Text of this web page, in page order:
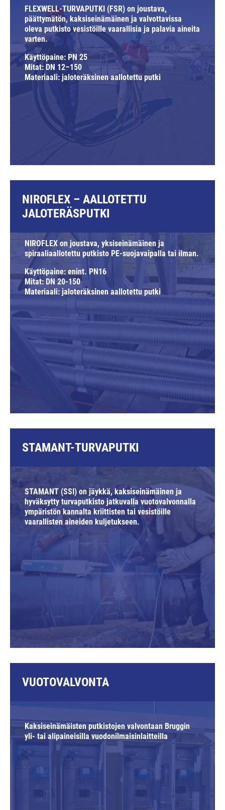
FLEXWELL-TURVAPUTKI (FSR) on joustava,
päättymätön, kaksiseinämäinen ja valvottavissa
oleva putkisto vesistöille vaarallisia ja palavia aineita
varten.
Käyttöpaine: PN 25
Mitat: DN 12–150
Materiaali: jaloteräksinen aallotettu putki
NIROFLEX – AALLOTETTU
JALOTERÄSPUTKI
NIROFLEX on joustava, yksiseinämäinen ja
spiraaliaallotettu putkisto PE-suojavaipalla tai ilman.
Käyttöpaine: enint. PN16
Mitat: DN 20-150
Materiaali: jaloteräksinen aallotettu putki
STAMANT-TURVAPUTKI
STAMANT (SSI) on jäykkä, kaksiseinämäinen ja
hyväksytty turvaputkisto jatkuvalla vuotovalvonnalla
ympäristön kannalta kriittisten tai vesistöille
vaarallisten aineiden kuljetukseen.
VUOTOVALVONTA
Kaksiseinämäisten putkistojen valvontaan Bruggin
yli- tai alipaineisilla vuodonilmaisinlaitteilla